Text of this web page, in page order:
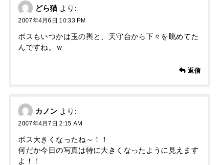
どら猫 より:
2007年4月6日 10:33 PM
ボスもいつかは玉の輿と、天守台から下々を眺めてた
んですね。ｗ
返信
カノン より:
2007年4月7日 2:15 AM
ボス大きくなったね～！！
何だか今日の写真は特に大きくなったように見えます
よ！！